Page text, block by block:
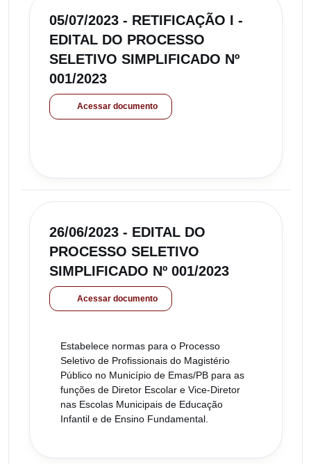
05/07/2023 - RETIFICAÇÃO I -
EDITAL DO PROCESSO
SELETIVO SIMPLIFICADO Nº
001/2023
Acessar documento
26/06/2023 - EDITAL DO
PROCESSO SELETIVO
SIMPLIFICADO Nº 001/2023
Acessar documento
Estabelece normas para o Processo
Seletivo de Profissionais do Magistério
Público no Município de Emas/PB para as
funções de Diretor Escolar e Vice-Diretor
nas Escolas Municipais de Educação
Infantil e de Ensino Fundamental.